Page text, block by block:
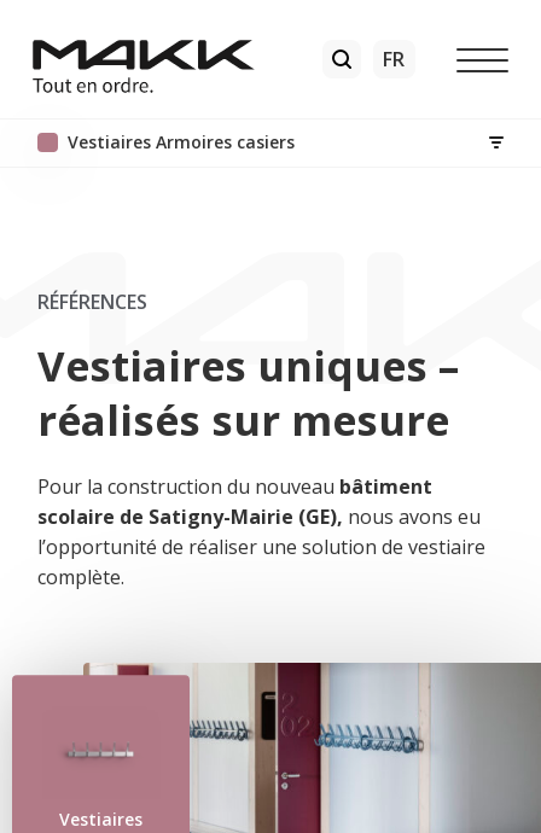
Vestiaires Armoires casiers
RÉFÉRENCES
Vestiaires uniques –
réalisés sur mesure
Pour la construction du nouveau bâtiment
scolaire de Satigny-Mairie (GE), nous avons eu
l’opportunité de réaliser une solution de vestiaire
complète.
Vestiaires